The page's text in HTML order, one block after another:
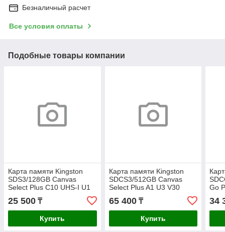
Безналичный расчет
Все условия оплаты
Подобные товары компании
Карта памяти Kingston
SDS3/128GB Canvas
Select Plus C10 UHS-I U1
V10 128GB
25 500 ₸
Купить
Карта памяти Kingston
SDCS3/512GB Canvas
Select Plus A1 U3 V30
65 400₸
Купить
Go
34